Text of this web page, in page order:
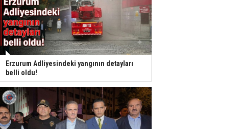
Erzurum Adliyesindeki yangının detayları
belli oldu!